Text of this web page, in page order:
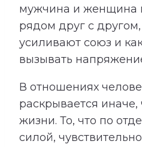
мужчина и женщина
рядом друг с другом,
усиливают союз и
вызывать
В отношениях
раскрывается
жизни. То, что по
силой,